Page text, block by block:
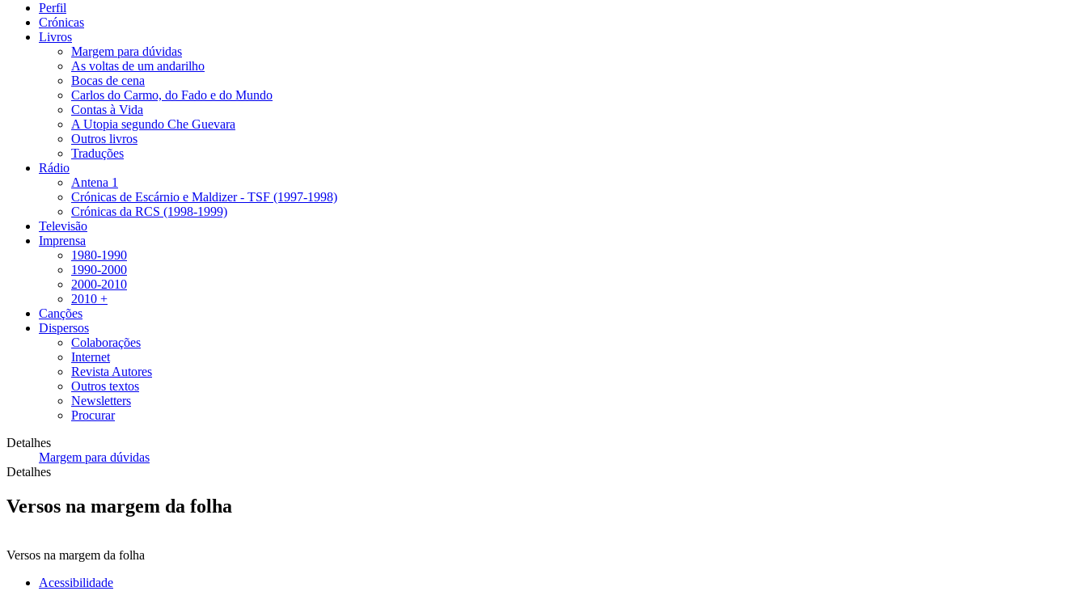
Perfil
Crónicas
Livros
Margem para dúvidas
As voltas de um andarilho
Bocas de cena
Carlos do Carmo, do Fado e do Mundo
Contas à Vida
A Utopia segundo Che Guevara
Outros livros
Traduções
Rádio
Antena 1
Crónicas de Escárnio e Maldizer - TSF (1997-1998)
Crónicas da RCS (1998-1999)
Televisão
Imprensa
1980-1990
1990-2000
2000-2010
2010 +
Canções
Dispersos
Colaborações
Internet
Revista Autores
Outros textos
Newsletters
Procurar
Detalhes
Margem para dúvidas
Detalhes
Versos na margem da folha
Versos na margem da folha
Acessibilidade